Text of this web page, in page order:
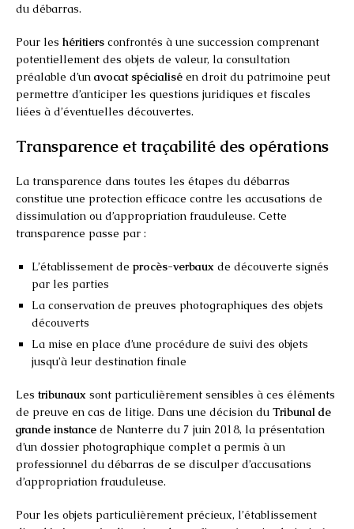
du débarras.
Pour les héritiers confrontés à une succession comprenant
potentiellement des objets de valeur, la consultation
préalable d’un avocat spécialisé en droit du patrimoine peut
permettre d’anticiper les questions juridiques et fiscales
liées à d’éventuelles découvertes.
Transparence et traçabilité des opérations
La transparence dans toutes les étapes du débarras
constitue une protection efficace contre les accusations de
dissimulation ou d’appropriation frauduleuse. Cette
transparence passe par :
L’établissement de procès-verbaux de découverte signés
par les parties
La conservation de preuves photographiques des objets
découverts
La mise en place d’une procédure de suivi des objets
jusqu’à leur destination finale
Les tribunaux sont particulièrement sensibles à ces éléments
de preuve en cas de litige. Dans une décision du Tribunal de
grande instance de Nanterre du 7 juin 2018, la présentation
d’un dossier photographique complet a permis à un
professionnel du débarras de se disculper d’accusations
d’appropriation frauduleuse.
Pour les objets particulièrement précieux, l’établissement